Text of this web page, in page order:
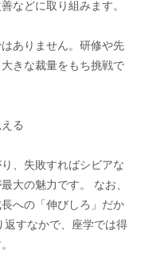
などに取り組みます。
ありません。研修や先
きな裁量をもち挑戦で
る
、失敗すればシビアな
大の魅力です。 なお、
への「伸びしろ」だか
返すなかで、座学では得